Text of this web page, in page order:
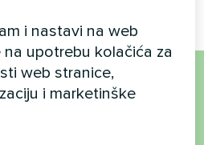
ili imate
i nastavi na web
upotrebu kolačića za
web stranice,
i marketinške